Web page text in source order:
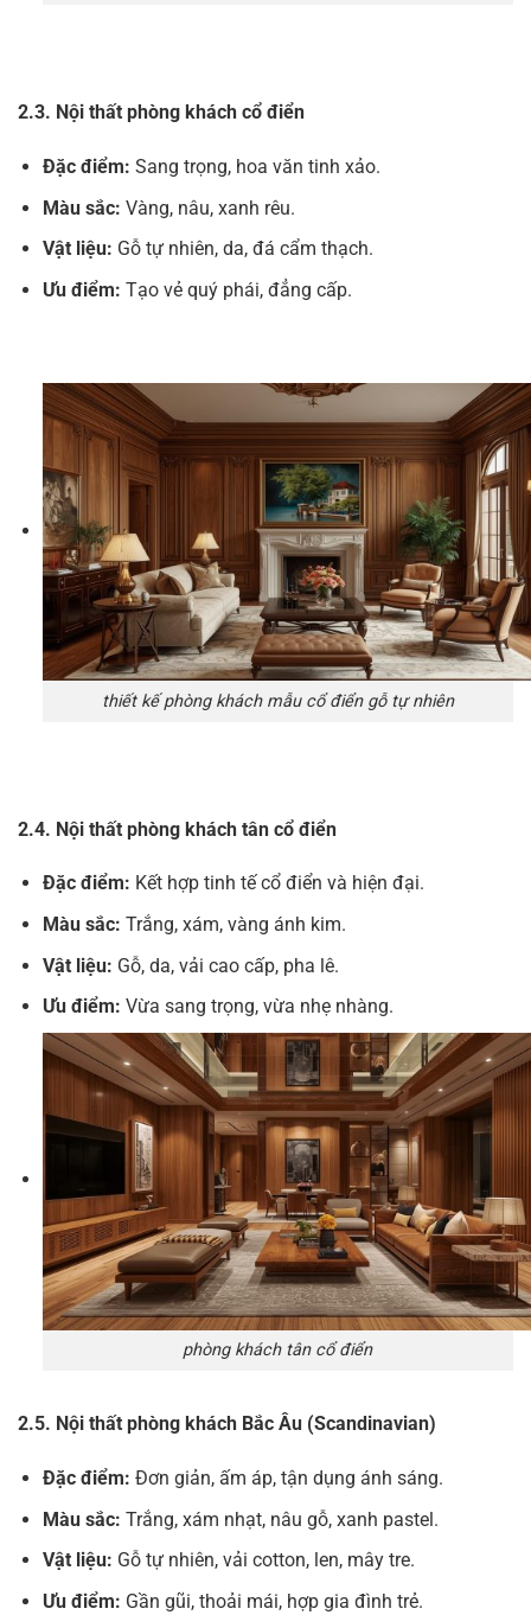
2.3. Nội thất phòng khách cổ điển
Đặc điểm: Sang trọng, hoa văn tinh xảo.
Màu sắc: Vàng, nâu, xanh rêu.
Vật liệu: Gỗ tự nhiên, da, đá cẩm thạch.
Ưu điểm: Tạo vẻ quý phái, đẳng cấp.
thiết kế phòng khách mẫu cổ điển gỗ tự nhiên
2.4. Nội thất phòng khách tân cổ điển
Đặc điểm: Kết hợp tinh tế cổ điển và hiện đại.
Màu sắc: Trắng, xám, vàng ánh kim.
Vật liệu: Gỗ, da, vải cao cấp, pha lê.
Ưu điểm: Vừa sang trọng, vừa nhẹ nhàng.
phòng khách tân cổ điển
2.5. Nội thất phòng khách Bắc Âu (Scandinavian)
Đặc điểm: Đơn giản, ấm áp, tận dụng ánh sáng.
Màu sắc: Trắng, xám nhạt, nâu gỗ, xanh pastel.
Vật liệu: Gỗ tự nhiên, vải cotton, len, mây tre.
Ưu điểm: Gần gũi, thoải mái, hợp gia đình trẻ.